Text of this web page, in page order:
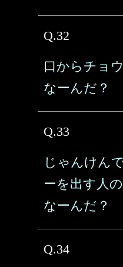
Q.32
口からチョ
なーんだ？
Q.33
じゃんけん
ーを出す人
なーんだ？
Q.34